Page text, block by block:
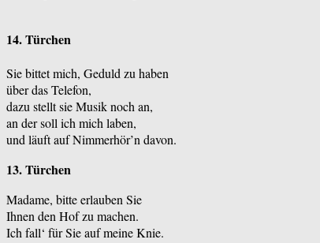
14. Türchen
Sie bittet mich, Geduld zu haben
über das Telefon,
dazu stellt sie Musik noch an,
an der soll ich mich laben,
und läuft auf Nimmerhör’n davon.
13. Türchen
Madame, bitte erlauben Sie
Ihnen den Hof zu machen.
Ich fall‘ für Sie auf meine Knie.